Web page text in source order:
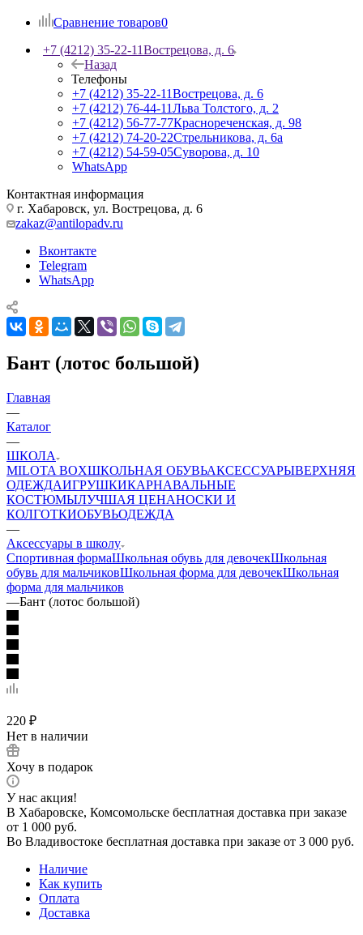
Сравнение товаров0
+7 (4212) 35-22-11Вострецова, д. 6
Назад
Телефоны
+7 (4212) 35-22-11Вострецова, д. 6
+7 (4212) 76-44-11Льва Толстого, д. 2
+7 (4212) 56-77-77Краснореченская, д. 98
+7 (4212) 74-20-22Стрельникова, д. 6а
+7 (4212) 54-59-05Суворова, д. 10
WhatsApp
Контактная информация
г. Хабаровск, ул. Вострецова, д. 6
zakaz@antilopadv.ru
Вконтакте
Telegram
WhatsApp
Бант (лотос большой)
Главная
—
Каталог
—
ШКОЛА
MILOTA BOXШКОЛЬНАЯ ОБУВЬАКСЕССУАРЫВЕРХНЯЯ
ОДЕЖДАИГРУШКИКАРНАВАЛЬНЫЕ
КОСТЮМЫЛУЧШАЯ ЦЕНАНОСКИ И
КОЛГОТКИОБУВЬОДЕЖДА
—
Аксессуары в школу
Спортивная формаШкольная обувь для девочекШкольная
обувь для мальчиковШкольная форма для девочекШкольная
форма для мальчиков
—Бант (лотос большой)
220 ₽
Нет в наличии
Хочу в подарок
У нас акция!
В Хабаровске, Комсомольске бесплатная доставка при заказе
от 1 000 руб.
Во Владивостоке бесплатная доставка при заказе от 3 000 руб.
Наличие
Как купить
Оплата
Доставка